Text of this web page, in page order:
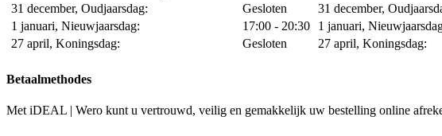
31 december, Oudjaarsdag:
Gesloten
1 januari, Nieuwjaarsdag:
17:00 - 20:30
27 april, Koningsdag:
Gesloten
31 december,
1 januari,
27 april, Koningsdag:
Betaalmethodes
Met iDEAL | Wero kunt u vertrouwd, veilig en gemakkelijk uw bestelling online